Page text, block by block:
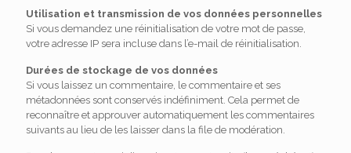
Utilisation et transmission de vos données personnelles
Si vous demandez une réinitialisation de votre mot de passe,
votre adresse IP sera incluse dans l’e-mail de réinitialisation.
Durées de stockage de vos données
Si vous laissez un commentaire, le commentaire et ses
métadonnées sont conservés indéfiniment. Cela permet de
reconnaître et approuver automatiquement les commentaires
suivants au lieu de les laisser dans la file de modération.